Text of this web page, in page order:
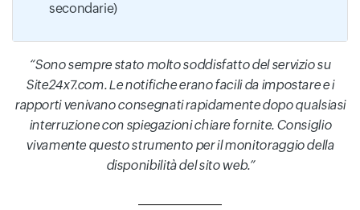
secondarie)
Sono sempre stato molto soddisfatto del servizio su
Site24x7.com. Le notifiche erano facili da impostare e i
rapporti venivano consegnati rapidamente dopo qualsiasi
interruzione con spiegazioni chiare fornite. Consiglio
vivamente questo strumento per il monitoraggio della
disponibilità del sito web.